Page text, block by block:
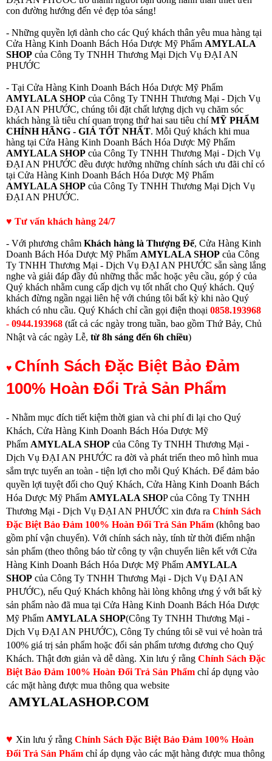
con đường hướng đến vẻ đẹp tỏa sáng!
- Những quyền lợi dành cho các Quý khách thân yêu mua hàng tại
Cửa Hàng Kinh Doanh Bách Hóa Dược Mỹ Phẩm AMYLALA
SHOP của Công Ty TNHH Thương Mại Dịch Vụ ĐẠI AN
PHƯỚC
- Tại Cửa Hàng Kinh Doanh Bách Hóa Dược Mỹ Phẩm
AMYLALA SHOP của Công Ty TNHH Thương Mại - Dịch Vụ
ĐẠI AN PHƯỚC, chúng tôi đặt chất lượng dịch vụ chăm sóc
khách hàng là tiêu chí quan trọng thứ hai sau tiêu chíMỸ PHẨM
CHÍNH HÃNG - GIÁ TỐT NHẤT. Mỗi Quý khách khi mua
hàng tại Cửa Hàng Kinh Doanh Bách Hóa Dược Mỹ Phẩm
AMYLALA SHOP của Công Ty TNHH Thương Mại - Dịch Vụ
ĐẠI AN PHƯỚC đều được hưởng những chính sách ưu đãi chỉ có
tại Cửa Hàng Kinh Doanh Bách Hóa Dược Mỹ Phẩm
AMYLALA SHOP của Công Ty TNHH Thương Mại Dịch Vụ
ĐẠI AN PHƯỚC.
♥ Tư vấn khách hàng 24/7
- Với phương châm Khách hàng là Thượng Đế, Cửa Hàng Kinh
Doanh Bách Hóa Dược Mỹ Phẩm AMYLALA SHOP của Công
Ty TNHH Thương Mại - Dịch Vụ ĐẠI AN PHƯỚC sẵn sàng lắng
nghe và giải đáp đầy đủ những thắc mắc hoặc yêu cầu, góp ý của
Quý khách nhằm cung cấp dịch vụ tốt nhất cho Quý khách. Quý
khách đừng ngần ngại liên hệ với chúng tôi bất kỳ khi nào Quý
khách có nhu cầu. Quý Khách chỉ cần gọi điện thoại 0858.193968
- 0944.193968 (tất cả các ngày trong tuần, bao gồm Thứ Bảy, Chủ
Nhật và các ngày Lễ, từ 8h sáng đến 6h chiều)
♥ Chính Sách Đặc Biệt Bảo Đảm
100% Hoàn Đổi Trả Sản Phẩm
- Nhằm mục đích tiết kiệm thời gian và chi phí đi lại cho Quý
Khách, Cửa Hàng Kinh Doanh Bách Hóa Dược Mỹ
Phẩm AMYLALA SHOP của Công Ty TNHH Thương Mại -
Dịch Vụ ĐẠI AN PHƯỚC ra đời và phát triển theo mô hình mua
sắm trực tuyến an toàn - tiện lợi cho mỗi Quý Khách. Để đảm bảo
quyền lợi tuyệt đối cho Quý Khách, Cửa Hàng Kinh Doanh Bách
Hóa Dược Mỹ Phẩm AMYLALA SHOP của Công Ty TNHH
Thương Mại - Dịch Vụ ĐẠI AN PHƯỚC xin đưa ra Chính Sách
Đặc Biệt Bảo Đảm 100% Hoàn Đổi Trả Sản Phẩm (không bao
gồm phí vận chuyển). Với chính sách này, tính từ thời điểm nhận
sản phẩm (theo thông báo từ công ty vận chuyển liên kết với Cửa
Hàng Kinh Doanh Bách Hóa Dược Mỹ Phẩm AMYLALA
SHOP của Công Ty TNHH Thương Mại - Dịch Vụ ĐẠI AN
PHƯỚC), nếu Quý Khách không hài lòng không ưng ý với bất kỳ
sản phẩm nào đã mua tại Cửa Hàng Kinh Doanh Bách Hóa Dược
Mỹ Phẩm AMYLALA SHOP(Công Ty TNHH Thương Mại -
Dịch Vụ ĐẠI AN PHƯỚC), Công Ty chúng tôi sẽ vui vẻ hoàn trả
100% giá trị sản phẩm hoặc đổi sản phẩm tương đương cho Quý
Khách. Thật đơn giản và dễ dàng. Xin lưu ý rằng Chính Sách Đặc
Biệt Bảo Đảm 100% Hoàn Đổi Trả Sản Phẩm chỉ áp dụng vào
các mặt hàng được mua thông qua website
AMYLALASHOP.COM
♥ Xin lưu ý rằng Chính Sách Đặc Biệt Bảo Đảm 100% Hoàn
Đổi Trả Sản Phẩm chỉ áp dụng vào các mặt hàng được mua thông